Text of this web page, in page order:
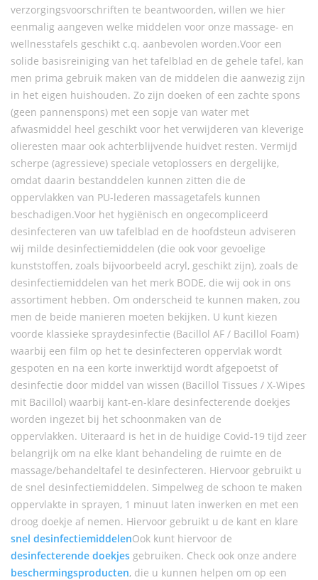
verzorgingsvoorschriften te beantwoorden, willen we hier
eenmalig aangeven welke middelen voor onze massage- en
wellnesstafels geschikt c.q. aanbevolen worden.Voor een
solide basisreiniging van het tafelblad en de gehele tafel, kan
men prima gebruik maken van de middelen die aanwezig zijn
in het eigen huishouden. Zo zijn doeken of een zachte spons
(geen pannenspons) met een sopje van water met
afwasmiddel heel geschikt voor het verwijderen van kleverige
olieresten maar ook achterblijvende huidvet resten. Vermijd
scherpe (agressieve) speciale vetoplossers en dergelijke,
omdat daarin bestanddelen kunnen zitten die de
oppervlakken van PU-lederen massagetafels kunnen
beschadigen.Voor het hygiënisch en ongecompliceerd
desinfecteren van uw tafelblad en de hoofdsteun adviseren
wij milde desinfectiemiddelen (die ook voor gevoelige
kunststoffen, zoals bijvoorbeeld acryl, geschikt zijn), zoals de
desinfectiemiddelen van het merk BODE, die wij ook in ons
assortiment hebben. Om onderscheid te kunnen maken, zou
men de beide manieren moeten bekijken. U kunt kiezen
voorde klassieke spraydesinfectie (Bacillol AF / Bacillol Foam)
waarbij een film op het te desinfecteren oppervlak wordt
gespoten en na een korte inwerktijd wordt afgepoetst of
desinfectie door middel van wissen (Bacillol Tissues / X-Wipes
mit Bacillol) waarbij kant-en-klare desinfecterende doekjes
worden ingezet bij het schoonmaken van de
oppervlakken. Uiteraard is het in de huidige Covid-19 tijd zeer
belangrijk om na elke klant behandeling de ruimte en de
massage/behandeltafel te desinfecteren. Hiervoor gebruikt u
de snel desinfectiemiddelen. Simpelweg de schoon te maken
oppervlakte in sprayen, 1 minuut laten inwerken en met een
droog doekje af nemen. Hiervoor gebruikt u de kant en klare
snel desinfectiemiddelenOok kunt hiervoor de
desinfecterende doekjes gebruiken. Check ook onze andere
beschermingsproducten, die u kunnen helpen om op een